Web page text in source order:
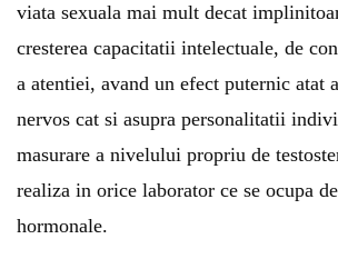
viata sexuala mai mult decat
cresterea capacitatii intelectuale, de
a atentiei, avand un efect puternic atat
nervos cat si asupra personalitatii
masurare a nivelului propriu de
realiza in orice laborator ce se ocupa
hormonale.